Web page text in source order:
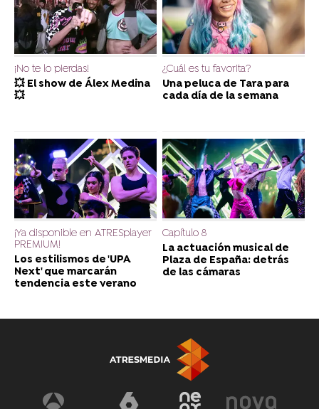
¡No te lo pierdas!
💥 El show de Álex Medina
💥
¿Cuál es tu favorita?
Una peluca de Tara para
cada día de la semana
¡Ya disponible en ATRESplayer
PREMIUM!
Los estilismos de 'UPA
Next' que marcarán
tendencia este verano
Capítulo 8
La actuación musical de
Plaza de España: detrás
de las cámaras